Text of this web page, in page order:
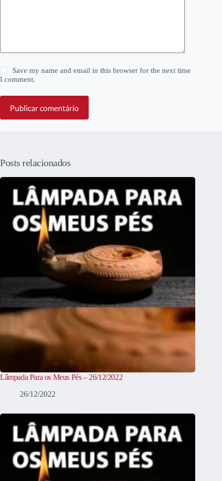
Save my name and email in this browser for the next time
I comment.
Publicar comentário
Posts relacionados
Lâmpada Para os Meus Pés – 26/12/2022
26/12/2022